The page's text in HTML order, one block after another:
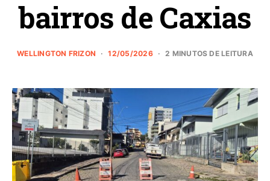
bairros de Caxias
WELLINGTON FRIZON 12/05/2026 2 MINUTOS DE LEITURA